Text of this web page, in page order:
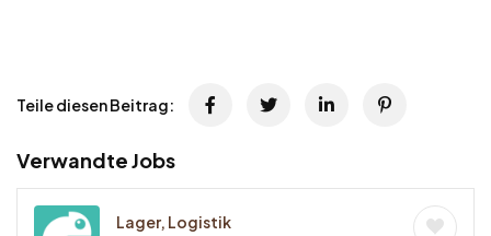
Teile diesen Beitrag:
Verwandte Jobs
Lager, Logistik